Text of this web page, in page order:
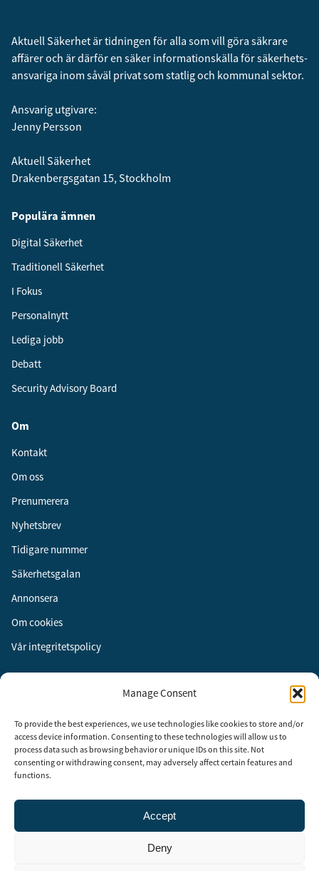
Manage Consent
To provide the best experiences, we use technologies like cookies to store and/or
access device information. Consenting to these technologies will allow us to
process data such as browsing behavior or unique IDs on this site. Not
consenting or withdrawing consent, may adversely affect certain features and
functions.
Accept
Deny
Aktuell Säkerhet är tidningen för alla som vill göra säkrare
affärer och är därför en säker informationskälla för säkerhets­
ansvariga inom såväl privat som statlig och kommunal sektor.
Ansvarig utgivare:
Jenny Persson
Aktuell Säkerhet
Drakenbergsgatan 15, Stockholm
Populära ämnen
Digital Säkerhet
Traditionell Säkerhet
I Fokus
Personalnytt
Lediga jobb
Debatt
Security Advisory Board
Om
Kontakt
Om oss
Prenumerera
Nyhetsbrev
Tidigare nummer
Säkerhetsgalan
Annonsera
Om cookies
Vår integritetspolicy
Instagram
LinkedIn
Säkerhet år 2003 för att stimulera, utveckla och informera om